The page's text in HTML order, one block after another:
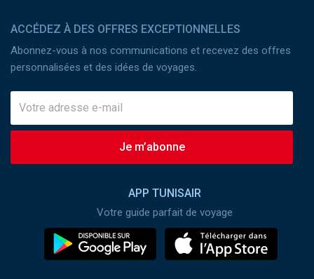
ACCÉDEZ À DES OFFRES EXCEPTIONNELLES
Abonnez-vous à nos communications et recevez des offres
personnalisées et des idées de voyages.
Je m’abonne
APP TUNISAIR
Votre guide parfait de voyage